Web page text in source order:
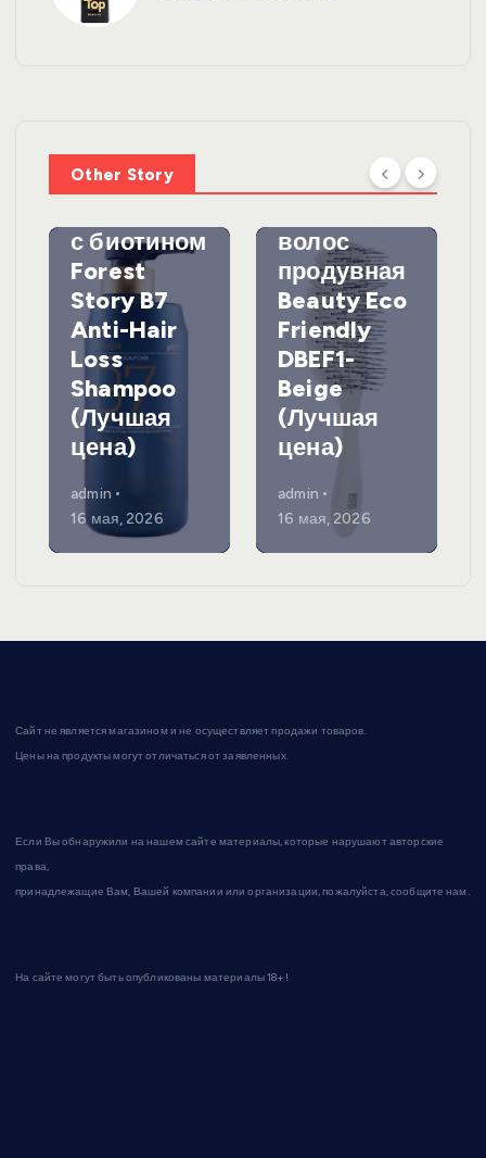
Other Story
волос
против
с биотином
Forest
Story B7
Anti-Hair
Loss
Shampoo
(Лучшая
цена)
admin
16 мая, 2026
DewalЩетк
волос
продувная
Beauty Eco
Friendly
DBEF1-
Beige
(Лучшая
цена)
admin
16 мая, 2026
Сайт не является магазином и не осуществляет продажи товаров.
Цены на продукты могут отличаться от заявленных.
Если Вы обнаружили на нашем сайте материалы, которые нарушают авторские
права,
принадлежащие Вам, Вашей компании или организации, пожалуйста, сообщите нам.
На сайте могут быть опубликованы материалы 18+!